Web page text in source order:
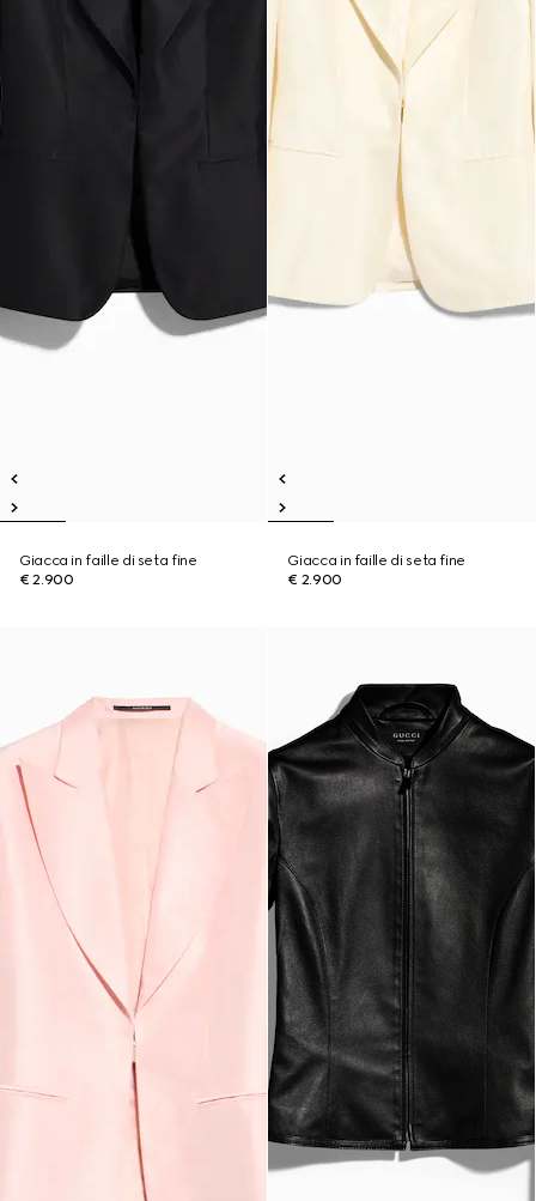
Giacca in faille di seta fine
€ 2.900
Giacca in faille di seta fine
€ 2.900